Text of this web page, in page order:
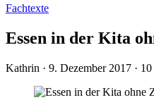
Fachtexte
Essen in der Kita
Kathrin · 9. Dezember 2017 ·